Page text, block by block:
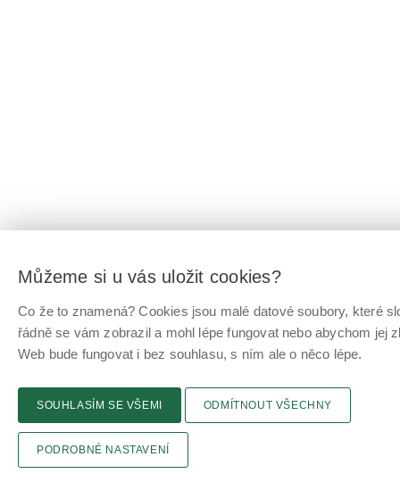
Můžeme si u vás uložit cookies?
Co že to znamená? Cookies jsou malé datové soubory, které
řádně se vám zobrazil a mohl lépe fungovat nebo abychom
Web bude fungovat i bez souhlasu, s ním ale o něco lépe.
SOUHLASÍM SE VŠEMI ODMÍTNOUT VŠECHNY
PODROBNÉ NASTAVENÍ